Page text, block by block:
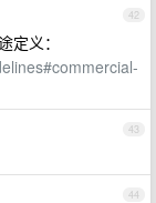
42
定义：
43
44